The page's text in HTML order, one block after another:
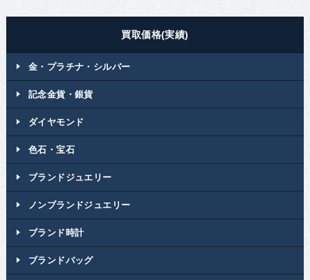
買取価格(実績)
金・プラチナ・シルバー
記念金貨・銀貨
ダイヤモンド
色石・宝石
ブランドジュエリー
ノンブランドジュエリー
ブランド時計
ブランドバッグ